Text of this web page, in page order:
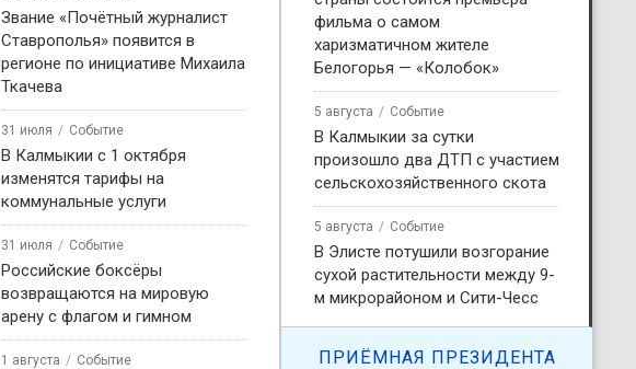
Звание «Почётный журналист
Ставрополья» появится в
регионе по инициативе Михаила
Ткачева
31 июля Событие
В Калмыкии с 1 октября
изменятся тарифы на
коммунальные услуги
31 июля Событие
Российские боксёры
возвращаются на мировую
арену с флагом и гимном
1 августа Событие
фильма о самом
харизматичном жителе
Белогорья — «Колобок»
5 августа Событие
В Калмыкии за сутки
произошло два ДТП с участием
сельскохозяйственного скота
5 августа Событие
В Элисте потушили возгорание
сухой растительности между 9-
м микрорайоном и Сити-Чесс
ПРИЁМНАЯ ПРЕЗИДЕНТА